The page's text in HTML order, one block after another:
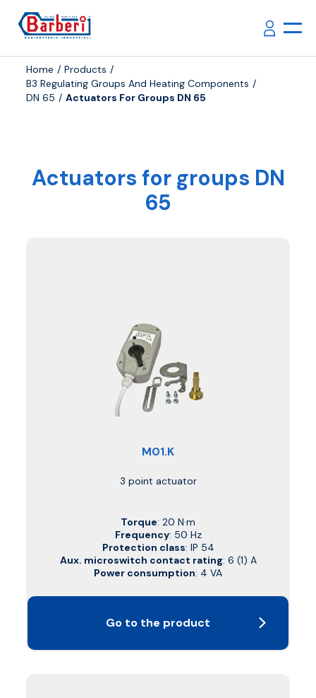
Home
Products
B3 Regulating Groups And Heating Components
DN 65
Actuators For Groups DN 65
Actuators for groups DN
65
M01.K
3 point actuator
Torque: 20 N·m
Frequency: 50 Hz
Protection class: IP 54
Aux. microswitch contact rating: 6 (1) A
Power consumption: 4 VA
Go to the product